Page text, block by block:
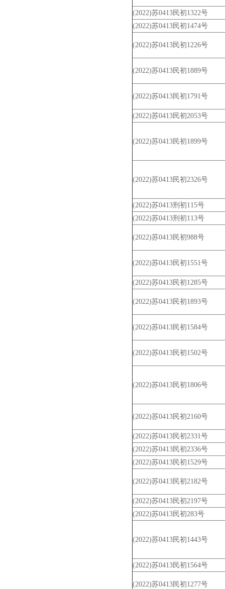
(2022)苏0413民初1322号
(2022)苏0413民初1474号
(2022)苏0413民初1226号
(2022)苏0413民初1889号
(2022)苏0413民初1791号
(2022)苏0413民初2053号
(2022)苏0413民初1899号
(2022)苏0413民初2326号
(2022)苏0413刑初115号
(2022)苏0413刑初113号
(2022)苏0413民初988号
(2022)苏0413民初1551号
(2022)苏0413民初1285号
(2022)苏0413民初1893号
(2022)苏0413民初1584号
(2022)苏0413民初1502号
(2022)苏0413民初1806号
(2022)苏0413民初2160号
(2022)苏0413民初2331号
(2022)苏0413民初2336号
(2022)苏0413民初1529号
(2022)苏0413民初2182号
(2022)苏0413民初2197号
(2022)苏0413民初283号
(2022)苏0413民初1443号
(2022)苏0413民初1564号
(2022)苏0413民初1277号